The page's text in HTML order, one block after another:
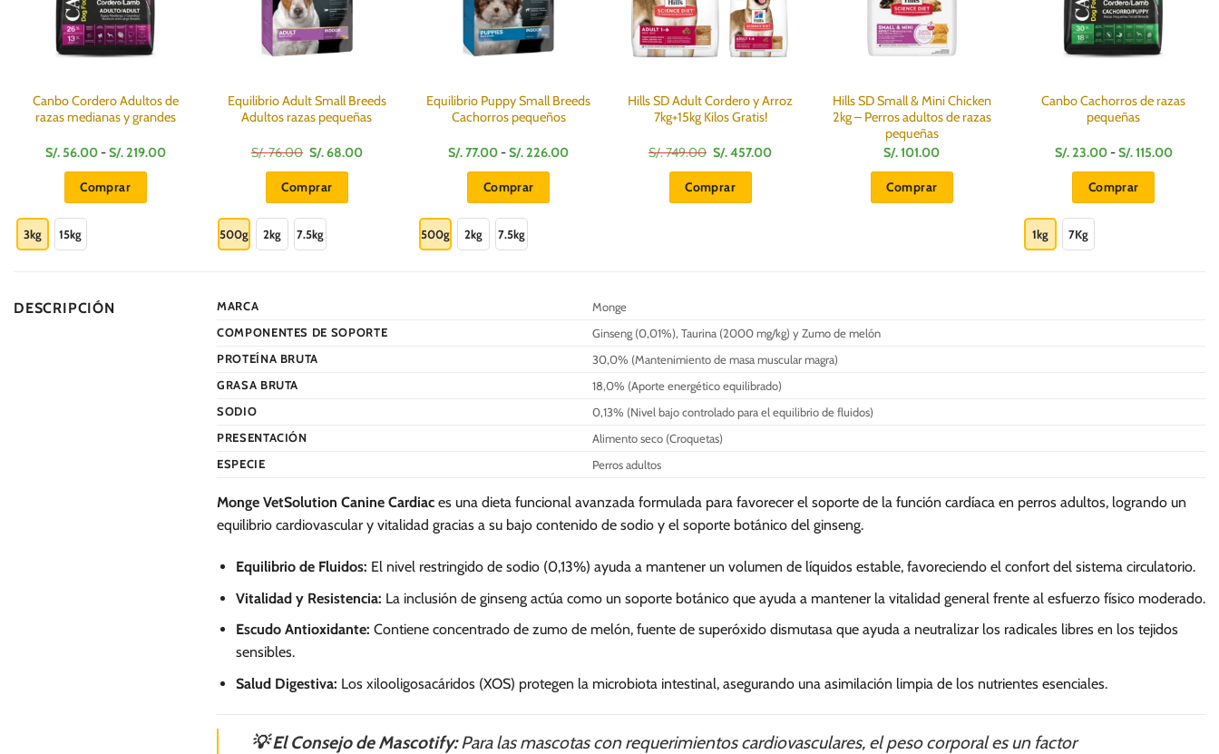
Canbo Cordero Adultos de
razas medianas y grandes
S/. 56.00-S/.219.00Rango
Comprar
Las
3kg 15kg
Equilibrio Adult Small Breeds
Adultos razas pequeñas
S/.76.00 El
precio
original
era:
S/.
76.00.
S/.68.00El
Comprar
producto
tiene
opciones
se
la
producto
500g 2kg 7.5kg
Equilibrio Puppy Small Breeds
Cachorros pequeños
S/.77.00-S/.226.00Rango
Comprar
producto
tiene
producto
500g 2kg 7.5kg
Hills SD Adult Cordero y Arroz
7kg+15kg Kilos Gratis!
S/.749.00 El
precio
original
era:
S/.
S/.457.00El
Comprar
Hills SD Small & Mini Chicken
2kg – Perros adultos de razas
pequeñas
S/.101.00
Comprar
Canbo Cachorros de razas
pequeñas
S/.23.00-S/.115.00Rango
Comprar
producto
1kg 7Kg
DESCRIPCIÓN MARCA
Monge
COMPONENTES DE SOPORTE
Ginseng (0,01%), Taurina (2000 mg/kg) y Zumo de melón
PROTEÍNA BRUTA
30,0% (Mantenimiento de masa muscular magra)
GRASA BRUTA
18,0% (Aporte energético equilibrado)
SODIO
0,13% (Nivel bajo controlado para el equilibrio de fluidos)
PRESENTACIÓN
Alimento seco (Croquetas)
ESPECIE
Perros adultos
Monge VetSolution Canine Cardiac es una dieta funcional avanzada formulada para favorecer el soporte de la función cardíaca en perros adultos, logrando un
equilibrio cardiovascular y vitalidad gracias a su bajo contenido de sodio y el soporte botánico del ginseng.
Equilibrio de Fluidos: El nivel restringido de sodio (0,13%) ayuda a mantener un volumen de líquidos estable, favoreciendo el confort del sistema circulatorio.
Vitalidad y Resistencia: La inclusión de ginseng actúa como un soporte botánico que ayuda a mantener la vitalidad general frente al esfuerzo físico moderado.
Escudo Antioxidante: Contiene concentrado de zumo de melón, fuente de superóxido dismutasa que ayuda a neutralizar los radicales libres en los tejidos
sensibles.
Salud Digestiva: Los xilooligosacáridos (XOS) protegen la microbiota intestinal, asegurando una asimilación limpia de los nutrientes esenciales.
💡 El Consejo de Mascotify:Para las mascotas con requerimientos cardiovasculares, el peso corporal es un factor